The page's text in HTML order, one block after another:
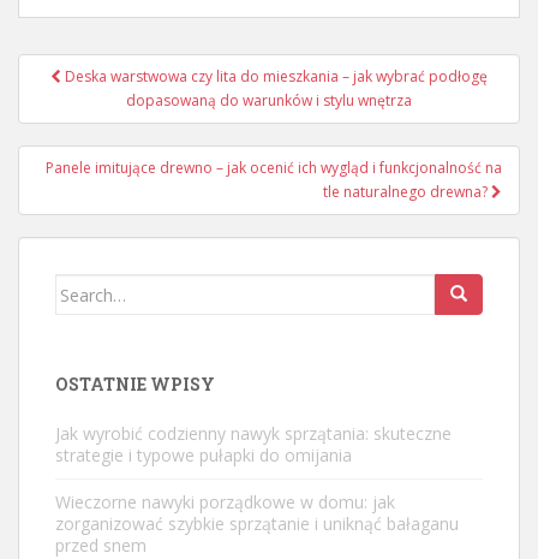
Nawigacja
Deska warstwowa czy lita do mieszkania – jak wybrać podłogę
dopasowaną do warunków i stylu wnętrza
Panele imitujące drewno – jak ocenić ich wygląd i funkcjonalność na
tle naturalnego drewna?
Search
OSTATNIE WPISY
Jak wyrobić codzienny nawyk sprzątania: skuteczne
strategie i typowe pułapki do omijania
Wieczorne nawyki porządkowe w domu: jak
zorganizować szybkie sprzątanie i uniknąć bałaganu
przed snem